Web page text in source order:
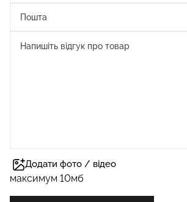
Додати фото / відео
максимум 10мб